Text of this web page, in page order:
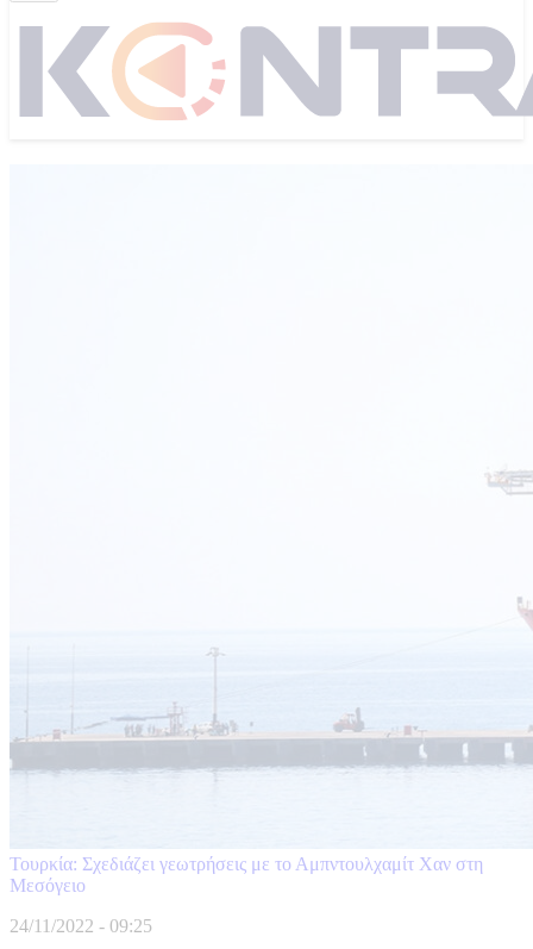
Τουρκία: Σχεδιάζει γεωτρήσεις με το Αμπντουλχαμίτ Χαν στη
Μεσόγειο
24/11/2022 - 09:25